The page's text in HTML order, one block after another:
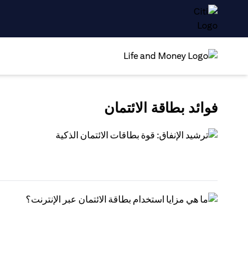
فوائد بطاقة الائتمان